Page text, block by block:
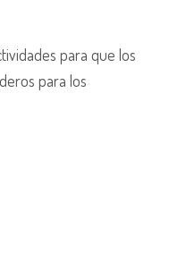
para que los
para los